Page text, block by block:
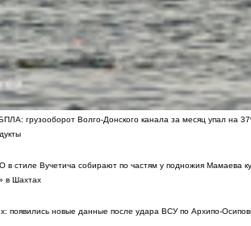
грузооборот Волго-Донского канала за месяц упал на
в стиле Вучетича собирают по частям у подножия Мамаева
в Шахтах
появились новые данные после удара ВСУ по Архипо-